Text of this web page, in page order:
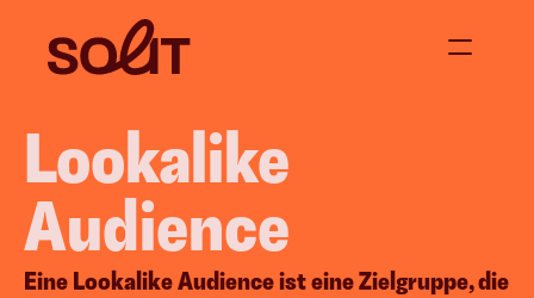
Projekte
Jetzt anfragen
Lookalike
Audience
Eine Lookalike Audience ist eine Zielgruppe, die